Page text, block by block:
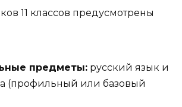
11 классов предусмотрены
предметы: русский язык и
(профильный или базовый